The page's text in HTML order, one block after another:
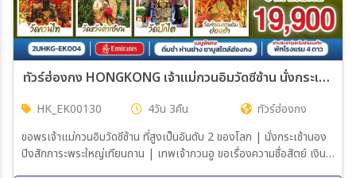
ทัวร์ฮ่องกง HONGKONG เจ้าแม่กวนอิมวัดซีซ้าน นั่งกระเช้านองปิง แชกงหมิว ลงห้องลับวัดหวังต้าเซียน 4วัน 3คืน (EK)
HK_EK00130 4วัน 3คืน
ทัวร์ฮ่องกง
ขอพรเจ้าแม่กวนอิมวัดซีซ้าน ที่สูงเป็นอันดับ 2 ของโลก | นั่งกระเช้านอง
ปิงสักการะพระใหญ่เทียนถาน | เทพเจ้ากวนอู ขอเรื่องความซื่อสัตย์ เงิน